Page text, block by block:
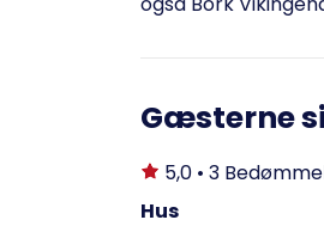
Gæsterne
5,0 • 3
Hus